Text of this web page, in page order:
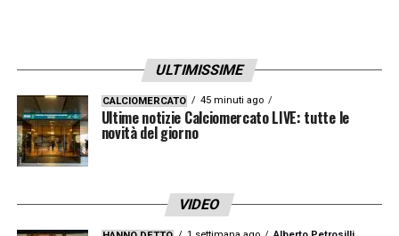
ULTIMISSIME
CALCIOMERCATO 45 minuti ago
Ultime notizie Calciomercato LIVE: tutte le
novità del giorno
VIDEO